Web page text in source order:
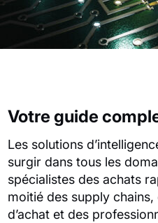
Votre guide
Les solutions
surgir dans tous les
spécialistes des achats
moitié des supply
d’achat et des